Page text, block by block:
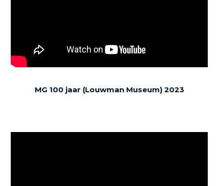
MG 100 jaar (Louwman Museum) 2023